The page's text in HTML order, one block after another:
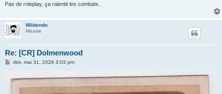
Pas de roleplay, ça ralentit les combats.
Mildendo
Messie
Re: [CR] Dolmenwood
M
s
dim. mai 31, 2026 3:03 pm